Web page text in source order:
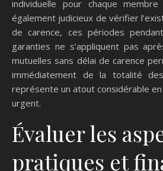
individuelle pour chaque
également judicieux de vérifier
de carence, ces périodes
garanties ne s’appliquent pas
mutuelles sans délai de carence
immédiatement de la totalité
représente un atout considérable
urgent.
Évaluer les
pratiques et